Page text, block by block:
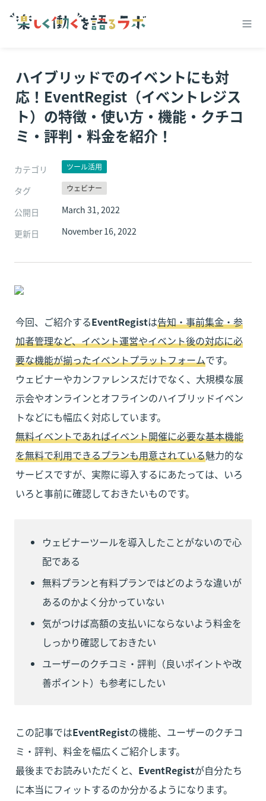
ハイブリッドでのイベントにも対
応！EventRegist（イベントレジス
ト）の特徴・使い方・機能・クチコ
ミ・評判・料金を紹介！
カテゴリ ツール活用
タグ ウェビナー
公開日
March 31, 2022
更新日
November 16, 2022
今回、ご紹介するEventRegistは告知・事前集金・参
加者管理など、イベント運営やイベント後の対応に必
要な機能が揃ったイベントプラットフォームです。
ウェビナーやカンファレンスだけでなく、大規模な展
示会やオンラインとオフラインのハイブリッドイベン
無料イベントであればイベント開催に必要な基本機能
を無料で利用できるプランも用意されている魅力的な
サービスですが、実際に導入するにあたっては、いろ
いろと事前に確認しておきたいものです。
ウェビナーツールを導入したことがないので心
配である
無料プランと有料プランではどのような違いが
あるのかよく分かっていない
気がつけば高額の支払いにならないよう料金を
しっかり確認しておきたい
ユーザーのクチコミ・評判（良いポイントや改
善ポイント）も参考にしたい
この記事ではEventRegistの機能、ユーザーのクチコ
ミ・評判、料金を幅広くご紹介します。
最後までお読みいただくと、 EventRegistが自分たち
に本当にフィットするのか分かるようになります。